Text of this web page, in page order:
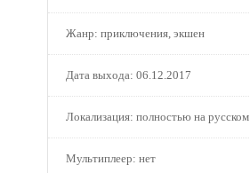
Жанр: приключения, экшен
Дата выхода: 06.12.2017
Локализация: полностью на русском
Мультиплеер: нет